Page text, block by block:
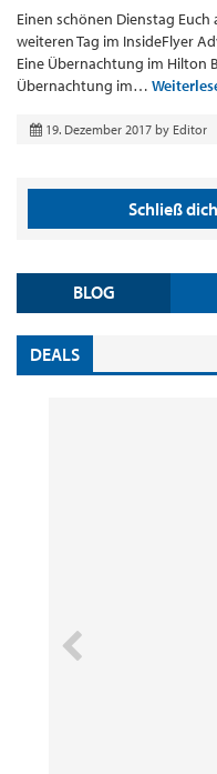
Einen schönen Dienstag
weiteren Tag im InsideFlyer
Eine Übernachtung im Hilton
Übernachtung im…
19. Dezember 2017 by Editor
Schließ
BLOG
DEALS